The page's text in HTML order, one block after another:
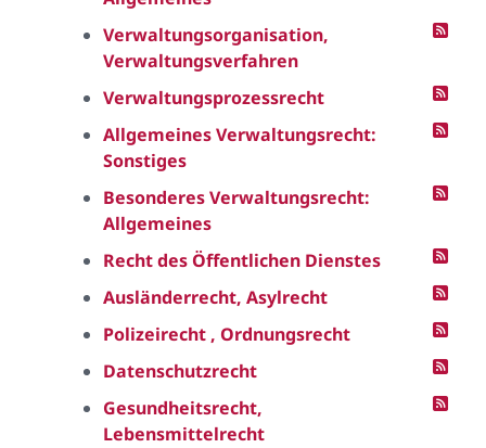
Verwaltungsorganisation,
Verwaltungsverfahren
Verwaltungsprozessrecht
Allgemeines Verwaltungsrecht:
Sonstiges
Besonderes Verwaltungsrecht:
Allgemeines
Recht des Öffentlichen Dienstes
Ausländerrecht, Asylrecht
Polizeirecht , Ordnungsrecht
Datenschutzrecht
Gesundheitsrecht,
Lebensmittelrecht